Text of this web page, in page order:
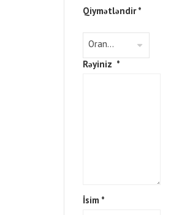
Qiymətləndir*
Rəyiniz *
İsim *